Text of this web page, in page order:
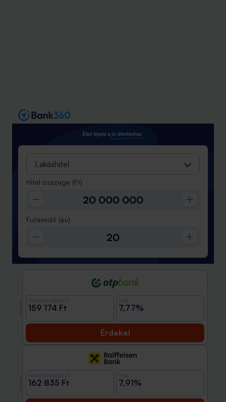
Lakáshitel
Hitel összege (Ft)
Futamidő (év)
159 174 Ft 7,77%
Érdekel
162 835 Ft 7,91%